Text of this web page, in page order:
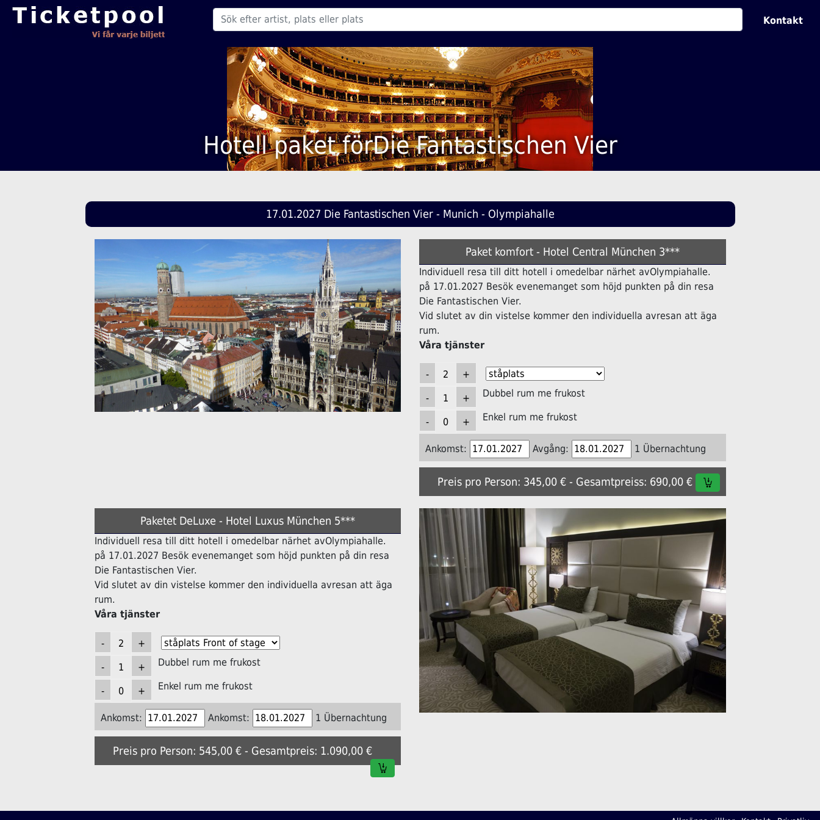
Kontakt
Hotell paket förDie Fantastischen Vier
17.01.2027 Die Fantastischen Vier - Munich - Olympiahalle
Paket komfort - Hotel Central München 3***
Individuell resa till ditt hotell i omedelbar närhet avOlympiahalle.
på 17.01.2027 Besök evenemanget som höjd punkten på din resa
Die Fantastischen Vier.
Vid slutet av din vistelse kommer den individuella avresan att äga
rum.
Våra tjänster
Dubbel rum me frukost
Enkel rum me frukost
Ankomst: Avgång: 1 Übernachtung
Preis pro Person: 345,00 € - Gesamtpreiss: 690,00 €
Paketet DeLuxe - Hotel Luxus München 5***
Individuell resa till ditt hotell i omedelbar närhet avOlympiahalle.
på 17.01.2027 Besök evenemanget som höjd punkten på din resa
Die Fantastischen Vier.
Vid slutet av din vistelse kommer den individuella avresan att äga
rum.
Våra tjänster
Dubbel rum me frukost
Enkel rum me frukost
Ankomst: Ankomst: 1 Übernachtung
Preis pro Person: 545,00 € - Gesamtpreis: 1.090,00 €